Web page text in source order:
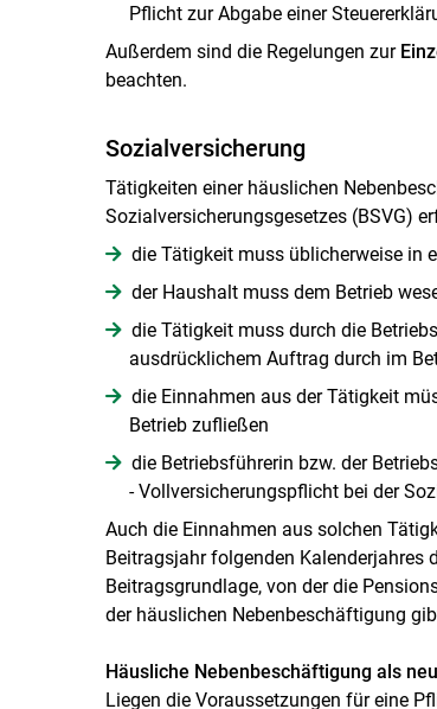
Pflicht zur Abgabe einer
Außerdem sind die Regelungen zur
beachten.
Sozialversicherung
Tätigkeiten einer häuslichen
Sozialversicherungsgesetzes (BSVG)
die Tätigkeit muss üblicherweise in
der Haushalt muss dem Betrieb
die Tätigkeit muss durch die
ausdrücklichem Auftrag durch im
die Einnahmen aus der Tätigkeit
Betrieb zufließen
die Betriebsführerin bzw. der
- Vollversicherungspflicht bei der
Auch die Einnahmen aus solchen
Beitragsjahr folgenden Kalenderjahres
Beitragsgrundlage, von der die
der häuslichen Nebenbeschäftigung
Häusliche Nebenbeschäftigung als
Liegen die Voraussetzungen für eine